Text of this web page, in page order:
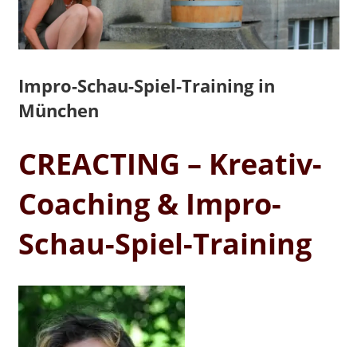
Impro-Schau-Spiel-Training in
München
CREACTING – Kreativ-
Coaching & Impro-
Schau-Spiel-Training